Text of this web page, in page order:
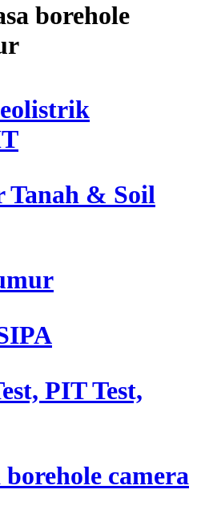
borehole
Tanah & Soil
PIT Test,
camera